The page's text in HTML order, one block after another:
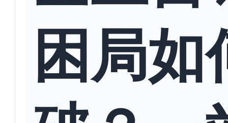
困局如